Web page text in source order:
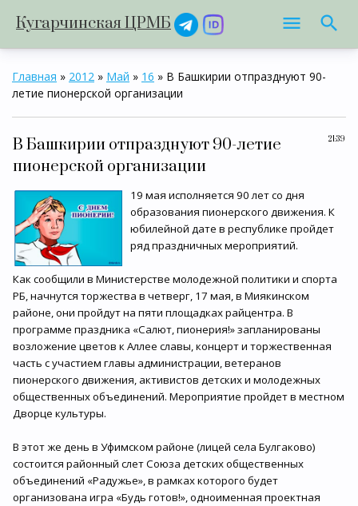
Кугарчинская ЦРМБ
Главная » 2012 » Май » 16 » В Башкирии отпразднуют 90-
летие пионерской организации
21:39
В Башкирии отпразднуют 90-летие
пионерской организации
19 мая исполняется 90 лет со дня
образования пионерского движения. К
юбилейной дате в республике пройдет
ряд праздничных мероприятий.
Как сообщили в Министерстве молодежной политики и спорта
РБ, начнутся торжества в четверг, 17 мая, в Миякинском
районе, они пройдут на пяти площадках райцентра. В
программе праздника «Салют, пионерия!» запланированы
возложение цветов к Аллее славы, концерт и торжественная
часть с участием главы администрации, ветеранов
пионерского движения, активистов детских и молодежных
общественных объединений. Мероприятие пройдет в местном
Дворце культуры.
В этот же день в Уфимском районе (лицей села Булгаково)
состоится районный слет Союза детских общественных
объединений «Радужье», в рамках которого будет
организована игра «Будь готов!», одноименная проектная